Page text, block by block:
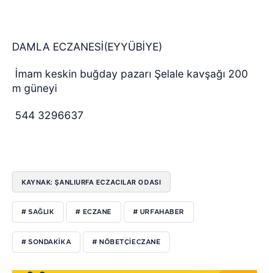
DAMLA ECZANESİ(EYYÜBİYE)
İmam keskin buğday pazarı Şelale kavşağı 200
m güneyi
544 3296637
KAYNAK: ŞANLIURFA ECZACILAR ODASI
# SAĞLIK # ECZANE # URFAHABER
# SONDAKIKA # NÖBETÇIECZANE